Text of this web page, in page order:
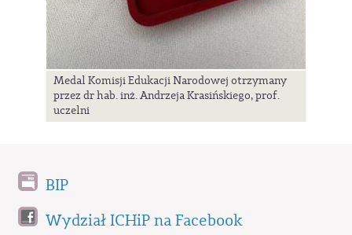
Medal Komisji Edukacji Narodowej otrzymany
przez dr hab. inż. Andrzeja Krasińskiego, prof.
uczelni
BIP
Wydział ICHiP na Facebook